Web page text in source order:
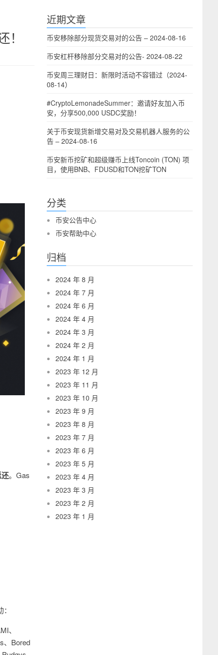
。Gas
、
、Bored
近期文章
币安移除部分现货交易对的公告 – 2024-08-16
币安杠杆移除部分交易对的公告- 2024-08-22
币安周三理财日：新限时活动不容错过（2024-
08-14）
#CryptoLemonadeSummer：邀请好友加入币
安，分享500,000 USDC奖励！
关于币安现货新增交易对及交易机器人服务的公
告 – 2024-08-16
币安新币挖矿和超级赚币上线Toncoin (TON) 项
目，使用BNB、FDUSD和TON挖矿TON
分类
币安公告中心
币安帮助中心
归档
2024 年 8 月
2024 年 7 月
2024 年 6 月
2024 年 4 月
2024 年 3 月
2024 年 2 月
2024 年 1 月
2023 年 12 月
2023 年 11 月
2023 年 10 月
2023 年 9 月
2023 年 8 月
2023 年 7 月
2023 年 6 月
2023 年 5 月
2023 年 4 月
2023 年 3 月
2023 年 2 月
2023 年 1 月